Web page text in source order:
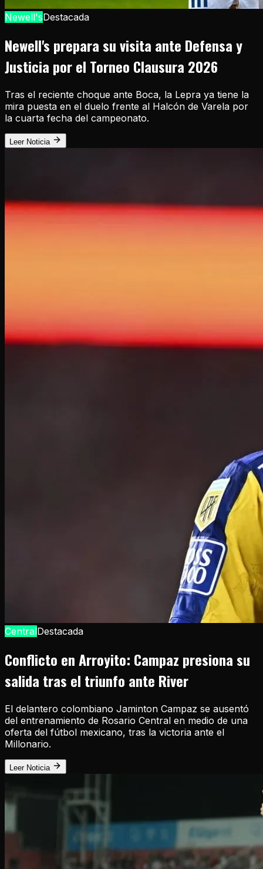
Newell'sDestacada
Newell's prepara su visita ante Defensa y
Justicia por el Torneo Clausura 2026
Tras el reciente choque ante Boca, la Lepra ya tiene la
mira puesta en el duelo frente al Halcón de Varela por
la cuarta fecha del campeonato.
Leer Noticia
CentralDestacada
Conflicto en Arroyito: Campaz presiona su
salida tras el triunfo ante River
El delantero colombiano Jaminton Campaz se ausentó
del entrenamiento de Rosario Central en medio de una
oferta del fútbol mexicano, tras la victoria ante el
Millonario.
Leer Noticia